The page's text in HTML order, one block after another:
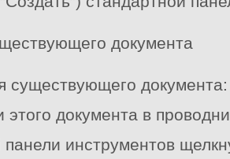
документа
существующего
этого документа в
панели инструментов